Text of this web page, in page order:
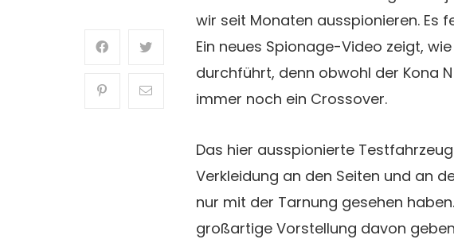
wir seit Monaten ausspionieren. Es
Ein neues Spionage-Video zeigt,
durchführt, denn obwohl der Kona
immer noch ein Crossover.
Das hier ausspionierte
Verkleidung an den Seiten und an
nur mit der Tarnung gesehen
großartige Vorstellung davon